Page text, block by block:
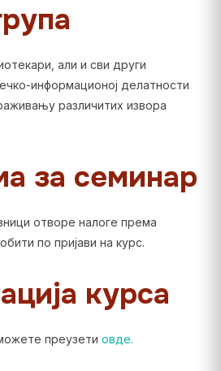
али и сви други
информационој делатности
различитих извора
за семинар
отворе налоге према
по пријави на курс.
курса
преузети овде.